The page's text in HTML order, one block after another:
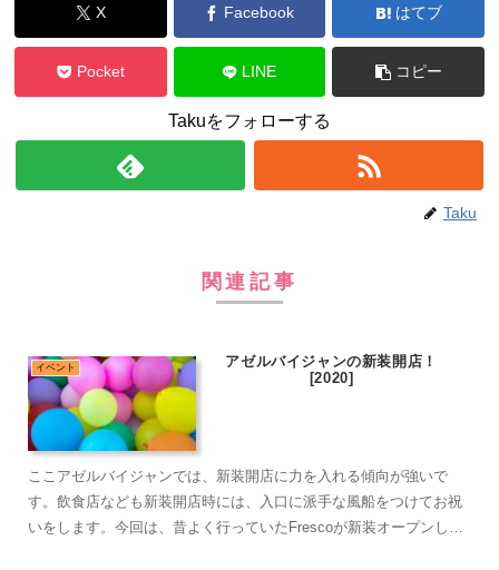
X Facebook はてブ
Pocket LINE コピー
Takuをフォローする
Taku
関連記事
イベント
アゼルバイジャンの新装開店！
[2020]
ここアゼルバイジャンでは、新装開店に力を入れる傾向が強いで
す。飲食店なども新装開店時には、入口に派手な風船をつけてお祝
いをします。今回は、昔よく行っていたFrescoが新装オープンして